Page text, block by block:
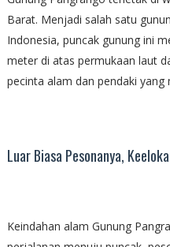
Barat. Menjadi salah satu
Indonesia, puncak gunung ini
meter di atas permukaan laut
pecinta alam dan pendaki
Luar Biasa Pesonanya,
Keindahan alam Gunung